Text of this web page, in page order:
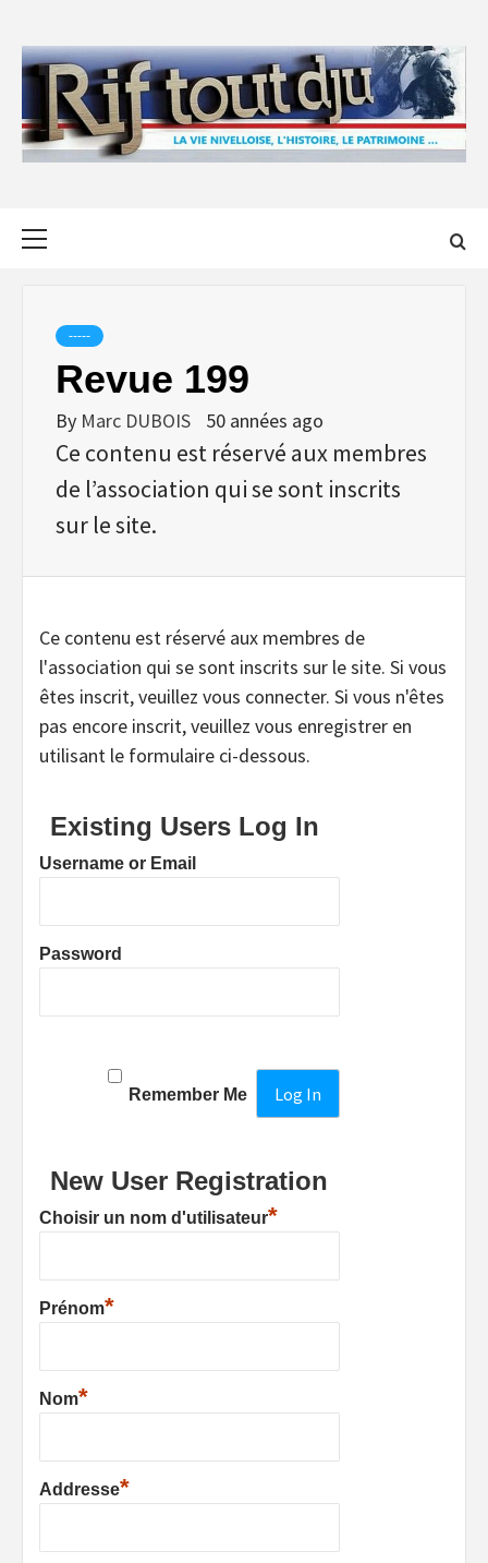
content
-----
Revue 199
By Marc DUBOIS 50 années ago
Ce contenu est réservé aux membres
de l’association qui se sont inscrits
sur le site.
Ce contenu est réservé aux membres de
l'association qui se sont inscrits sur le site. Si vous
êtes inscrit, veuillez vous connecter. Si vous n'êtes
pas encore inscrit, veuillez vous enregistrer en
utilisant le formulaire ci-dessous.
Existing Users Log In
Username or Email
Password
Remember Me
New User Registration
Choisir un nom d'utilisateur*
Prénom*
Nom*
Addresse*